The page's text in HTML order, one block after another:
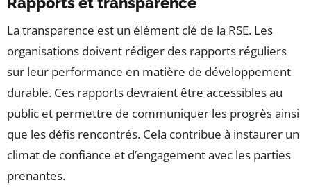
La transparence est un élément clé de la RSE. Les
organisations doivent rédiger des rapports réguliers
sur leur performance en matière de développement
durable. Ces rapports devraient être accessibles au
public et permettre de communiquer les progrès ainsi
que les défis rencontrés. Cela contribue à instaurer un
climat de confiance et d’engagement avec les parties
prenantes.